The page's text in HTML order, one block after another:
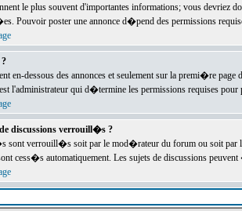
le plus souvent d'importantes informations; vous devriez
Pouvoir poster une annonce d�pend des permissions
en-dessous des annonces et seulement sur la premi�re
l'administrateur qui d�termine les permissions requises pour
discussions verrouill�s ?
sont verrouill�s soit par le mod�rateur du forum ou soit par
cess�s automatiquement. Les sujets de discussions